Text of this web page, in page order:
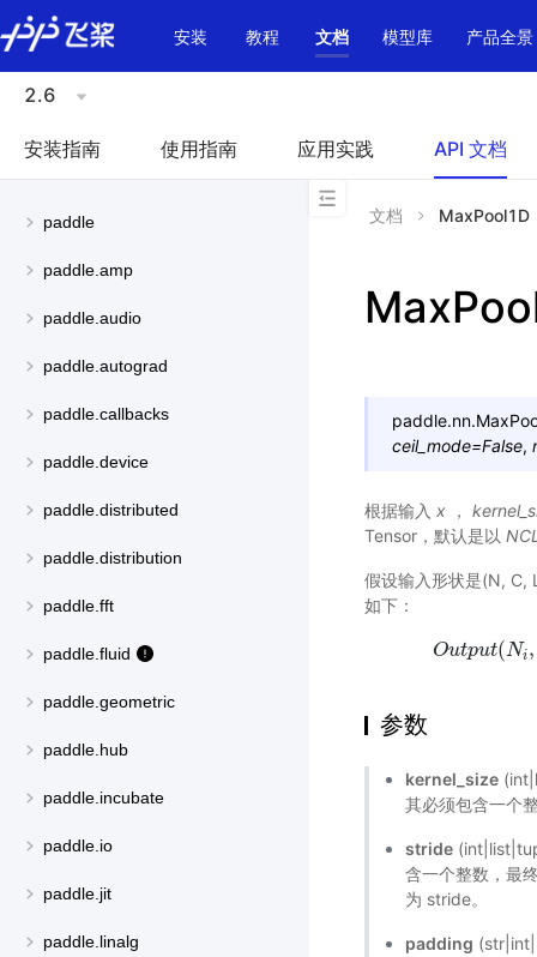
\u200E
安装
教程 文档 模型库 产品全景
2.6
安装指南 使用指南 应用实践 API 文档
paddle
paddle.amp
paddle.audio
paddle.autograd
paddle.callbacks
paddle.device
paddle.distributed
paddle.distribution
paddle.fft
paddle.fluid
paddle.geometric
paddle.hub
paddle.incubate
paddle.io
paddle.jit
paddle.linalg
文档 MaxPool1D
paddle.nn.
ceil_mode=False,
根据输入 x ，
Tensor，默认是以
假设输入形状是(N, C,
如下：
Output(Ni,
参数
kernel_size
其必须包含一个
stride
含一个整数，最
为 stride。
padding